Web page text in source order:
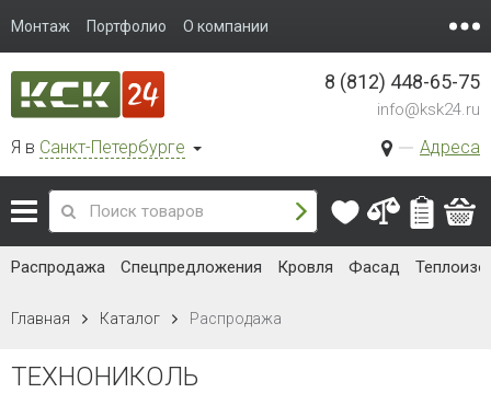
Монтаж Портфолио О компании
Я в Санкт-Петербурге Адреса
8 (812) 448-65-75
info@ksk24.ru
Распродажа Спецпредложения Кровля Фасад
Главная Каталог Распродажа
ТЕХНОНИКОЛЬ